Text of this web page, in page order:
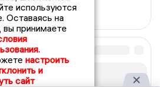
используются
Оставаясь на
вы принимаете
настроить
и
сайт